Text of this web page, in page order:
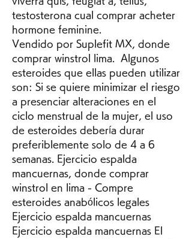
testosterona cual comprar acheter
hormone feminine.
Vendido por Suplefit MX, donde
comprar winstrol lima.  Algunos
esteroides que ellas pueden utilizar
son: Si se quiere minimizar el riesgo
a presenciar alteraciones en el
ciclo menstrual de la mujer, el uso
de esteroides debería durar
preferiblemente solo de 4 a 6
semanas. Ejercicio espalda
mancuernas, donde comprar
winstrol en lima - Compre
esteroides anabólicos legales
Ejercicio espalda mancuernas
Ejercicio espalda mancuernas El